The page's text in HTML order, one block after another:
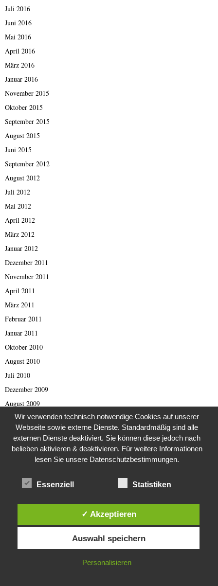
Juli 2016
Juni 2016
Mai 2016
April 2016
März 2016
Januar 2016
November 2015
Oktober 2015
September 2015
August 2015
Juni 2015
September 2012
August 2012
Juli 2012
Mai 2012
April 2012
März 2012
Januar 2012
Dezember 2011
November 2011
April 2011
März 2011
Februar 2011
Januar 2011
Oktober 2010
August 2010
Juli 2010
Dezember 2009
August 2009
März 2009
September 2001
Oktober 1998
August 1997
Februar 1993
September 1989
Diese Website verwendet Cookies. Durch die weitere Nutzung dieser
Website stimmst du der Verwendung von Cookies zu.
IN ORDNUNG
Wir verwenden technisch notwendige Cookies auf unserer
Webseite sowie externe Dienste. Standardmäßig sind alle
externen Dienste deaktiviert. Sie können diese jedoch nach
belieben aktivieren & deaktivieren. Für weitere Informationen
lesen Sie unsere Datenschutzbestimmungen.
Essenziell Statistiken
✓ Akzeptieren
Auswahl speichern
Personalisieren